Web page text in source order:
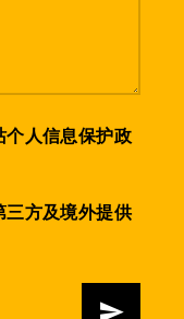
个人信息保护政
三方及境外提供